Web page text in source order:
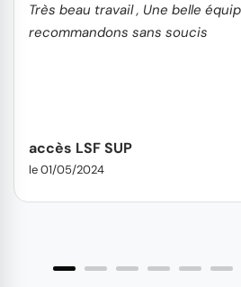
Très beau travail , Une belle
recommandons sans soucis
accès LSF SUP
le 01/05/2024